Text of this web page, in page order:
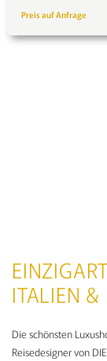
Preis auf Anfrage
ITALIEN &
Die schönsten
Reisedesigner von